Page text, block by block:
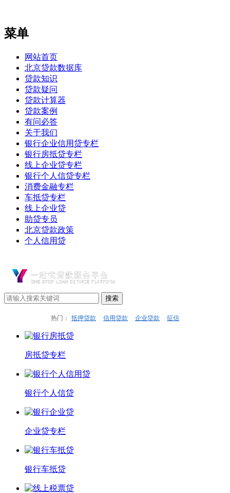
菜单
网站首页
北京贷款数据库
贷款知识
贷款疑问
贷款计算器
贷款案例
有问必答
关于我们
银行企业信用贷专栏
银行房抵贷专栏
线上企业贷专栏
银行个人信贷专栏
消费金融专栏
车抵贷专栏
线上企业贷
助贷专员
北京贷款政策
个人信用贷
热门： 抵押贷款 信用贷款 企业贷款 征信
房抵贷专栏
银行个人信贷
企业贷专栏
银行车抵贷